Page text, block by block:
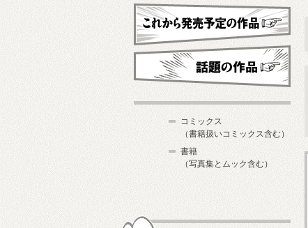
新刊・近刊
これから発売予定
コミックス
（書籍扱いコミックス含む）
書籍
（写真集とムック含む）